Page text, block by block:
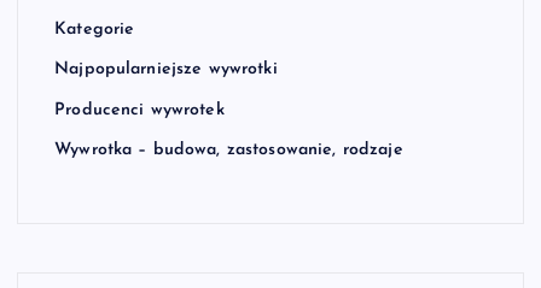
Kategorie
Najpopularniejsze wywrotki
Producenci wywrotek
Wywrotka – budowa, zastosowanie, rodzaje